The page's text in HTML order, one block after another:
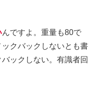
んですよ。重量も80で
クバックしないとも書
ックしない。有識者回